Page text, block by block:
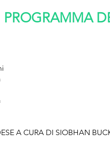
PROGRAMMA
A CURA DI SIOBHAN